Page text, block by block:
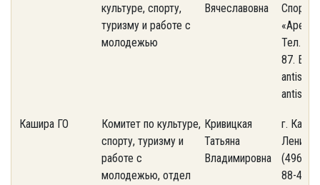
культуре, спорту,
туризму и работе с
молодежью
Вячеславовна
Тел.
87. E-
Кашира ГО
Комитет по культуре,
спорту, туризму и
работе с
молодежью, отдел
Кривицкая
Татьяна
Владимировна
г.
Ленина,
(49669)
88-44.